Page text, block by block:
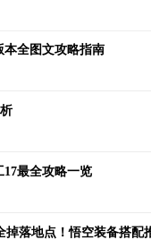
本全图文攻略指南
17最全攻略一览
落地点！悟空装备搭配